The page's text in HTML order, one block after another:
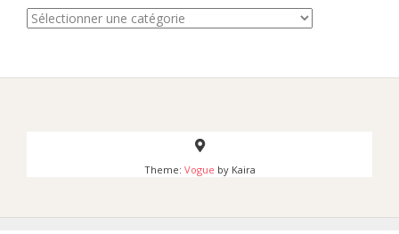
Catégories
Theme: Vogue by Kaira